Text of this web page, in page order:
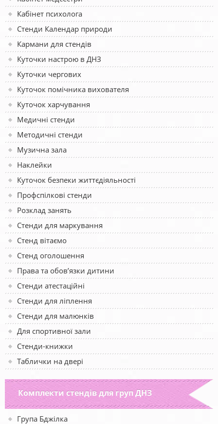
Кабінет психолога
Стенди Календар природи
Кармани для стендів
Куточки настрою в ДНЗ
Куточки чергових
Куточок помічника вихователя
Куточок харчування
Медичні стенди
Методичні стенди
Музична зала
Наклейки
Куточок безпеки життєдіяльності
Профспілкові стенди
Розклад занять
Стенди для маркування
Стенд вітаємо
Стенд оголошення
Права та обов’язки дитини
Стенди атестаційні
Стенди для ліплення
Стенди для малюнків
Для спортивної зали
Стенди-книжки
Таблички на двері
Комплекти стендів для груп ДНЗ
Група Бджілка